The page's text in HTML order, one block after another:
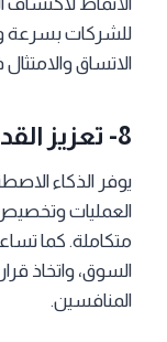
للشركات بسرعة
الاتساق
8- تعزيز القدرة على التنافس
يوفر الذكاء
العمليات
متكاملة. كما
السوق، واتخاذ
المنافسين.